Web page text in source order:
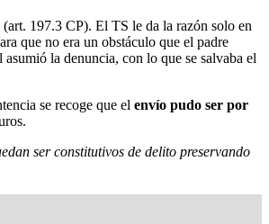
(art. 197.3 CP). El TS le da la razón solo en
que no era un obstáculo que el padre
la denuncia, con lo que se salvaba el
se recoge que el envío pudo ser por
ser constitutivos de delito preservando